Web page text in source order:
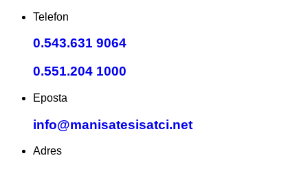
Telefon
0.543.631 9064
0.551.204 1000
Eposta
info@manisatesisatci.net
Adres